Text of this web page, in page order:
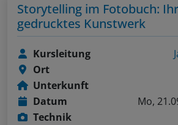
Storytelling im Fotobuch:
gedrucktes Kunstwerk
Kursleitung
Ort
Unterkunft
Datum
Mo,
Technik